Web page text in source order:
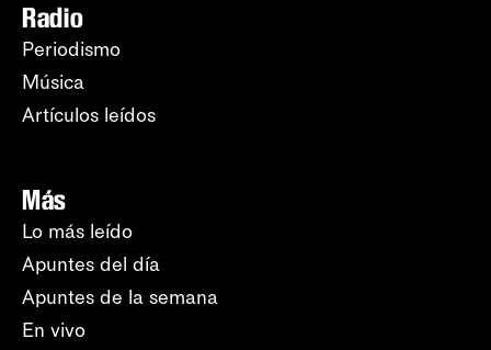
Radio
Periodismo
Música
Artículos leídos
Más
Lo más leído
Apuntes del día
Apuntes de la semana
En vivo